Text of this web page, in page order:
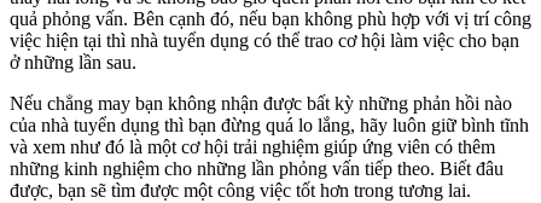
quả phỏng vấn. Bên cạnh đó, nếu bạn không phù hợp với vị trí công
việc hiện tại thì nhà tuyển dụng có thể trao cơ hội làm việc cho bạn
ở những lần sau.
Nếu chẳng may bạn không nhận được bất kỳ những phản hồi nào
của nhà tuyển dụng thì bạn đừng quá lo lắng, hãy luôn giữ bình tĩnh
và xem như đó là một cơ hội trải nghiệm giúp ứng viên có thêm
những kinh nghiệm cho những lần phỏng vấn tiếp theo. Biết đâu
được, bạn sẽ tìm được một công việc tốt hơn trong tương lai.